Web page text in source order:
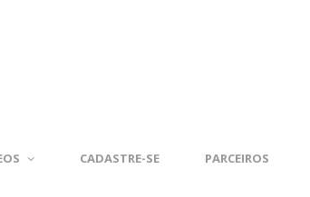
CADASTRE-SE PARCEIROS